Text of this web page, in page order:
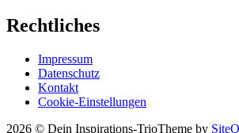
Rechtliches
Impressum
Datenschutz
Kontakt
Cookie-Einstellungen
2026 © Dein Inspirations-TrioTheme by